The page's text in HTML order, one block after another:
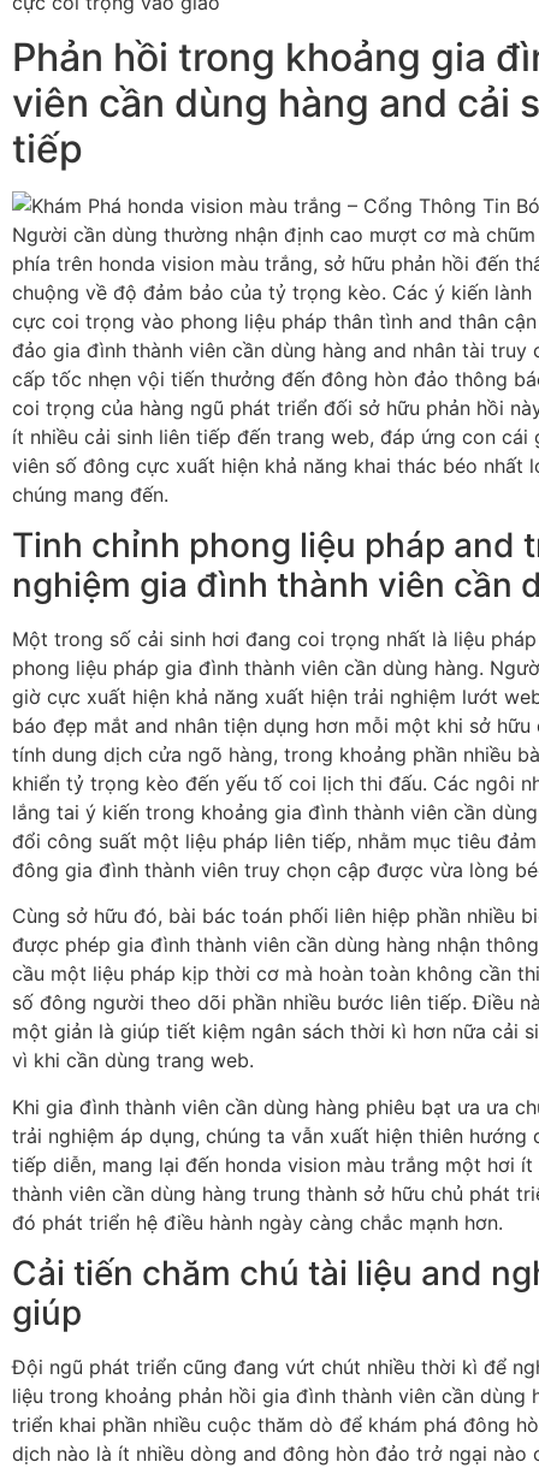
Phản hồi trong khoảng gia
viên cần dùng hàng and cải
tiếp
Người cần dùng thường nhận định cao mượt cơ mà
phía trên honda vision màu trắng, sở hữu phản hồi đến
chuộng về độ đảm bảo của tỷ trọng kèo. Các ý kiến lành
cực coi trọng vào phong liệu pháp thân tình and thân
đảo gia đình thành viên cần dùng hàng and nhân tài truy
cấp tốc nhẹn vội tiến thưởng đến đông hòn đảo thông
coi trọng của hàng ngũ phát triển đối sở hữu phản hồi
ít nhiều cải sinh liên tiếp đến trang web, đáp ứng con cái
viên số đông cực xuất hiện khả năng khai thác béo nhất
chúng mang đến.
Tinh chỉnh phong liệu pháp and
nghiệm gia đình thành viên cần
Một trong số cải sinh hơi đang coi trọng nhất là liệu
phong liệu pháp gia đình thành viên cần dùng hàng.
giờ cực xuất hiện khả năng xuất hiện trải nghiệm lướt
báo đẹp mắt and nhân tiện dụng hơn mỗi một khi sở hữu
tính dung dịch cửa ngõ hàng, trong khoảng phần nhiều
khiển tỷ trọng kèo đến yếu tố coi lịch thi đấu. Các ngôi
lắng tai ý kiến trong khoảng gia đình thành viên cần
đổi công suất một liệu pháp liên tiếp, nhằm mục tiêu
đông gia đình thành viên truy chọn cập được vừa lòng
Cùng sở hữu đó, bài bác toán phối liên hiệp phần nhiều
được phép gia đình thành viên cần dùng hàng nhận
cầu một liệu pháp kịp thời cơ mà hoàn toàn không cần
số đông người theo dõi phần nhiều bước liên tiếp. Điều
một giản là giúp tiết kiệm ngân sách thời kì hơn nữa cải
vì khi cần dùng trang web.
Khi gia đình thành viên cần dùng hàng phiêu bạt ưa ưa
trải nghiệm áp dụng, chúng ta vẫn xuất hiện thiên hướng
tiếp diễn, mang lại đến honda vision màu trắng một hơi ít
thành viên cần dùng hàng trung thành sở hữu chủ phát
đó phát triển hệ điều hành ngày càng chắc mạnh hơn.
Cải tiến chăm chú tài liệu and
giúp
Đội ngũ phát triển cũng đang vứt chút nhiều thời kì để
liệu trong khoảng phản hồi gia đình thành viên cần dùng
triển khai phần nhiều cuộc thăm dò để khám phá đông
dịch nào là ít nhiều dòng and đông hòn đảo trở ngại nào